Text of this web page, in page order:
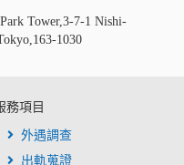
Tower,3-7-1 Nishi-
1030
務項目
外遇調查
出軌蒐證